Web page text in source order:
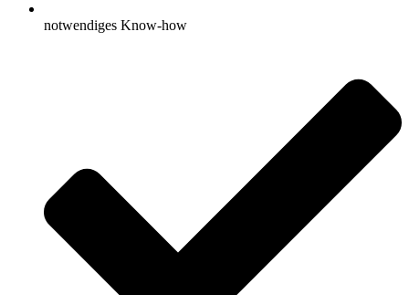
notwendiges Know-how